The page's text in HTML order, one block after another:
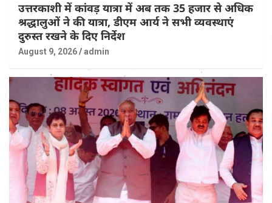
उत्तरकाशी में कांवड़ यात्रा में अब तक 35 हजार से अधिक
श्रद्धालुओं ने की यात्रा, डीएम आर्य ने सभी व्यवस्थाएं
दुरुस्त रखने के दिए निर्देश
August 9, 2026 admin